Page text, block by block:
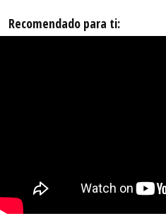
Recomendado para ti: